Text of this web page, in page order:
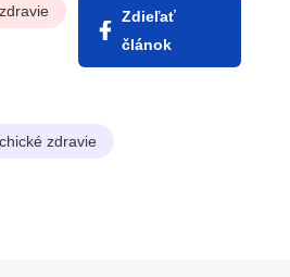
Zdieľať
článok
zdravie